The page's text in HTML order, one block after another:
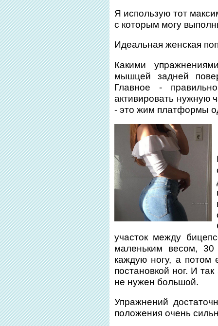
Я использую тот
с которым могу
Идеальная женская
Какими
мышцей задней
Главное -
активировать нужную
- это жим платформы
участок между
маленьким весом,
каждую ногу, а
постановкой ног. И
не нужен большой.
Упражнений
положения очень